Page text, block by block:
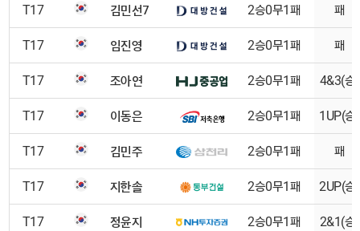
T17 김민선7 2승0무1패 패
T17 임진영 2승0무1패 패
T17 조아연 2승0무1패 4&3(승)
T17 이동은 2승0무1패 1UP(승)
T17 김민주 2승0무1패 패
T17 지한솔 2승0무1패 2UP(승)
T17 정윤지 2승0무1패 2&1(승)